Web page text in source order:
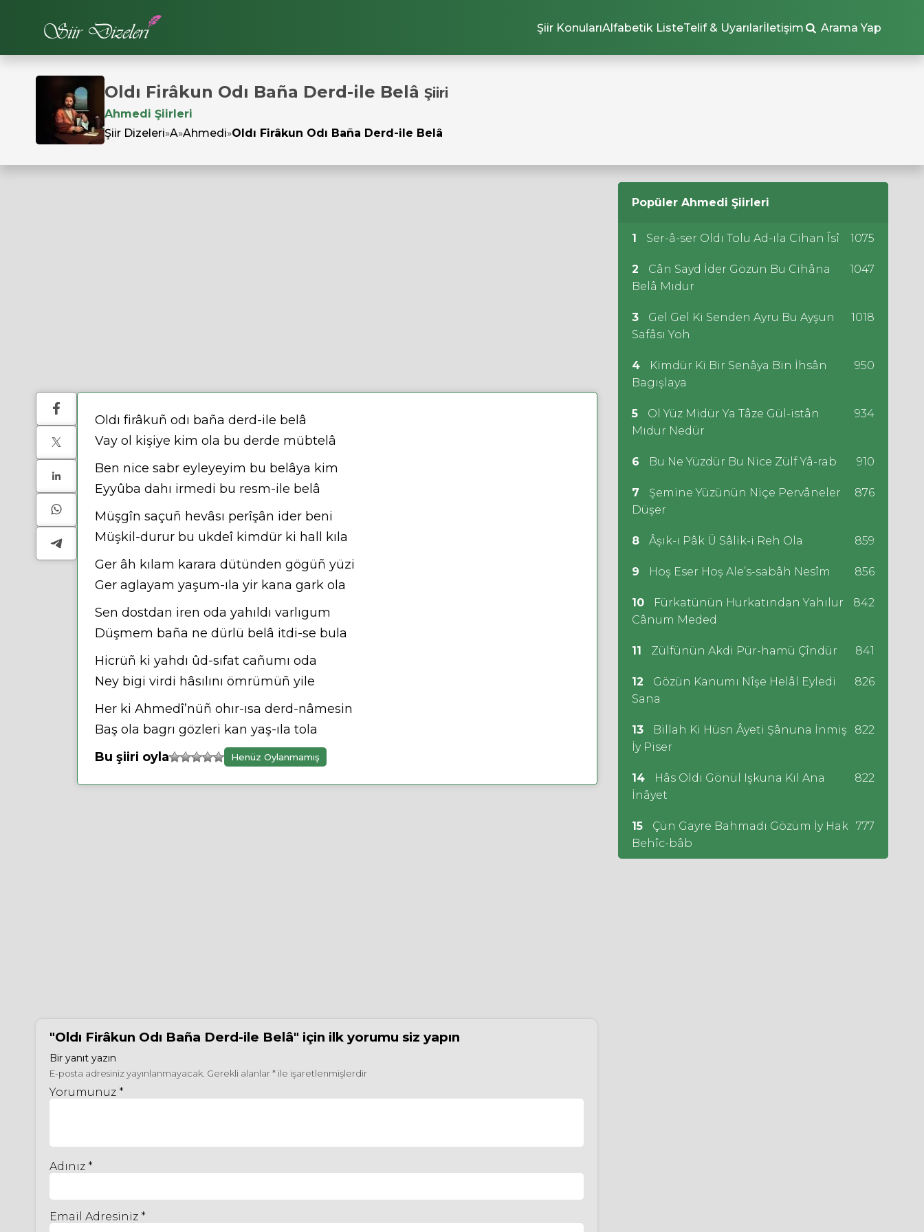
Şiir KonularıAlfabetik ListeTelif & Uyarılarİletişim Arama Yap
Oldı Firâkun Odı Baña Derd-ile Belâ Şiiri
Ahmedi Şiirleri
Şiir Dizeleri»A»Ahmedi»Oldı Firâkun Odı Baña Derd-ile Belâ
Oldı firâkuñ odı baña derd-ile belâ
Vay ol kişiye kim ola bu derde mübtelâ
Ben nice sabr eyleyeyim bu belâya kim
Eyyûba dahı irmedi bu resm-ile belâ
Müşgîn saçuñ hevâsı perîşân ider beni
Müşkil-durur bu ukdeî kimdür ki hall kıla
Ger âh kılam karara dütünden gögüñ yüzi
Ger aglayam yaşum-ıla yir kana gark ola
Sen dostdan iren oda yahıldı varlıgum
Düşmem baña ne dürlü belâ itdi-se bula
Hicrüñ ki yahdı ûd-sıfat cañumı oda
Ney bigi virdi hâsılını ömrümüñ yile
Her ki Ahmedî’nüñ ohır-ısa derd-nâmesin
Baş ola bagrı gözleri kan yaş-ıla tola
Bu şiiri oyla
Henüz Oylanmamış
"Oldı Firâkun Odı Baña Derd-ile Belâ" için ilk yorumu siz yapın
Bir yanıt yazın
E-posta adresiniz yayınlanmayacak. Gerekli alanlar* ile işaretlenmişlerdir
Yorumunuz *
Adınız *
Email Adresiniz *
Popüler Ahmedi Şiirleri
1 Ser-â-ser Oldı Tolu Ad-ıla Cihan Îsî 1075
2
Cân Sayd İder Gözün Bu Cihâna
Belâ Mıdur
1047
3
Gel Gel Ki Senden Ayru Bu Ayşun
Safâsı Yoh
1018
4
Kimdür Ki Bir Senâya Bin İhsân
Bagışlaya
950
5
Ol Yüz Midür Ya Tâze Gül-istân
Mıdur Nedür
934
6 Bu Ne Yüzdür Bu Nice Zülf Yâ-rab 910
7
Şemine Yüzünün Niçe Pervâneler
Düşer
876
8 Âşık-ı Pâk Ü Sâlik-i Reh Ola 859
9 Hoş Eser Hoş Ale’s-sabâh Nesîm 856
10
Fürkatünün Hurkatından Yahılur
Cânum Meded
842
11 Zülfünün Akdi Pür-hamü Çîndür 841
12
Gözün Kanumı Nîşe Helâl Eyledi
Sana
826
13
Billah Ki Hüsn Âyeti Şânuna İnmiş
İy Piser
822
14
Hâs Oldı Gönül Işkuna Kıl Ana
İnâyet
822
15
Çün Gayre Bahmadı Gözüm İy Hak
Behîc-bâb
777